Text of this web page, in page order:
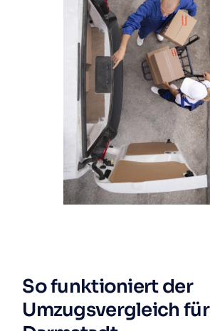
So funktioniert der
Umzugsvergleich für